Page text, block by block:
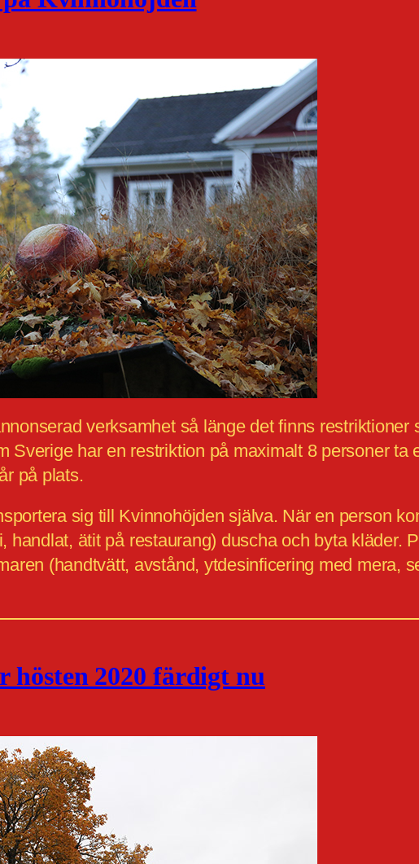
verksamhet så länge det finns
Sverige har en restriktion på maximalt 8 personer
på plats.
sig till Kvinnohöjden själva. När en person
handlat, ätit på restaurang) duscha och byta kläder.
(handtvätt, avstånd, ytdesinficering med mera,
2020 färdigt nu